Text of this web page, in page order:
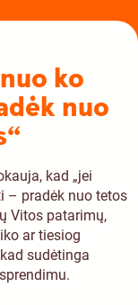
ko
nuo
kad „jei
– pradėk nuo tetos
Vitos patarimų,
ar tiesiog
sudėtinga